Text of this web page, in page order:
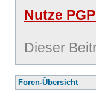
Nutze
Dieser
Foren-Übersicht